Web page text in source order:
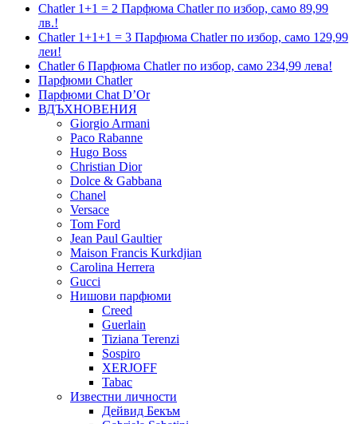
Chatler 1+1 = 2 Парфюма Chatler по избор, само 89,99
лв.!
Chatler 1+1+1 = 3 Парфюма Chatler по избор, само 129,99
леи!
Chatler 6 Парфюма Chatler по избор, само 234,99 лева!
Парфюми Chatler
Парфюми Chat D’Or
ВДЪХНОВЕНИЯ
Giorgio Armani
Paco Rabanne
Hugo Boss
Christian Dior
Dolce & Gabbana
Chanel
Versace
Tom Ford
Jean Paul Gaultier
Maison Francis Kurkdjian
Carolina Herrera
Gucci
Нишови парфюми
Creed
Guerlain
Tiziana Terenzi
Sospiro
XERJOFF
Tabac
Известни личности
Дейвид Бекъм